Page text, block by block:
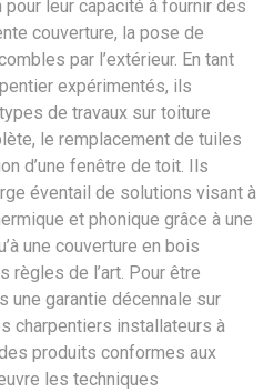
pour leur capacité à fournir des
couverture, la pose de
par l’extérieur. En tant
expérimentés, ils
de travaux sur toiture
le remplacement de tuiles
d’une fenêtre de toit. Ils
éventail de solutions visant à
et phonique grâce à une
une couverture en bois
règles de l’art. Pour être
garantie décennale sur
charpentiers installateurs à
produits conformes aux
les techniques